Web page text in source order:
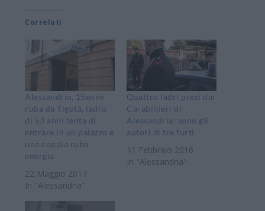
Correlati
Alessandria, 15enne
ruba da Tigotà, ladro
di 53 anni tenta di
entrare in un palazzo e
una coppia ruba
energia
22 Maggio 2017
In "Alessandria"
Quattro ladri presi dai
Carabinieri di
Alessandria: sono gli
autori di tre furti
11 Febbraio 2016
In "Alessandria"